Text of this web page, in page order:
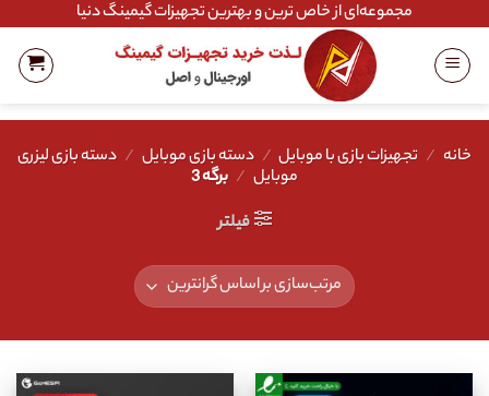
content
مجموعه‌ای از خاص ترین و بهترین تجهیزات گیمینگ دنیا
خانه / تجهیزات بازی با موبایل / دسته بازی موبایل / دسته بازی لیزری
موبایل / برگه 3
فیلتر